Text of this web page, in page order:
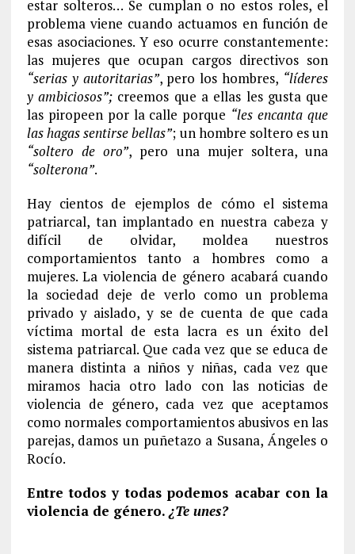
estar solteros… Se cumplan o no estos roles, el
problema viene cuando actuamos en función de
esas asociaciones. Y eso ocurre constantemente:
las mujeres que ocupan cargos directivos son
“serias y autoritarias”, pero los hombres, “líderes
y ambiciosos”;creemos que a ellas les gusta que
las piropeen por la calle porque “les encanta que
las hagas sentirse bellas”; un hombre soltero es un
“soltero de oro”, pero una mujer soltera, una
“solterona”.
Hay cientos de ejemplos de cómo el sistema
patriarcal, tan implantado en nuestra cabeza y
difícil de olvidar, moldea nuestros
comportamientos tanto a hombres como a
mujeres. La violencia de género acabará cuando
la sociedad deje de verlo como un problema
privado y aislado, y se de cuenta de que cada
víctima mortal de esta lacra es un éxito del
sistema patriarcal. Que cada vez que se educa de
manera distinta a niños y niñas, cada vez que
miramos hacia otro lado con las noticias de
violencia de género, cada vez que aceptamos
como normales comportamientos abusivos en las
parejas, damos un puñetazo a Susana, Ángeles o
Rocío.
Entre todos y todas podemos acabar con la
violencia de género. ¿Te unes?